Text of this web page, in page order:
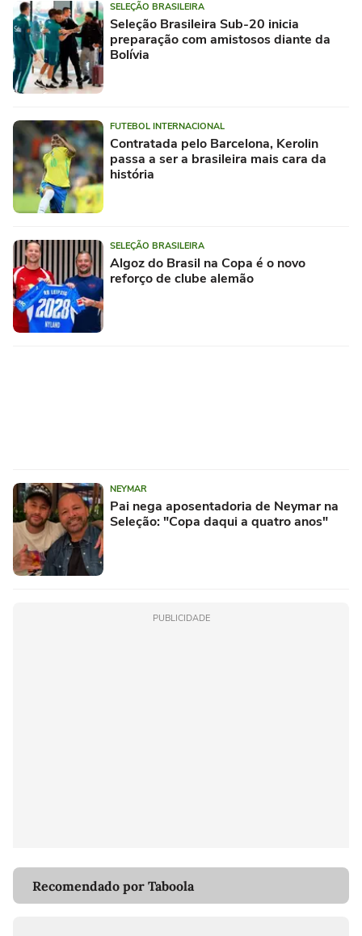
SELEÇÃO BRASILEIRA
Seleção Brasileira Sub-20 inicia
preparação com amistosos diante da
Bolívia
FUTEBOL INTERNACIONAL
Contratada pelo Barcelona, Kerolin
passa a ser a brasileira mais cara da
história
SELEÇÃO BRASILEIRA
Algoz do Brasil na Copa é o novo
reforço de clube alemão
NEYMAR
Pai nega aposentadoria de Neymar na
Seleção: "Copa daqui a quatro anos"
PUBLICIDADE
Recomendado por Taboola